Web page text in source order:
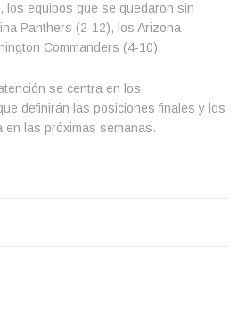
los equipos que se quedaron sin
Panthers (2-12), los Arizona
Commanders (4-10).
se centra en los
definirán las posiciones finales y los
en las próximas semanas.